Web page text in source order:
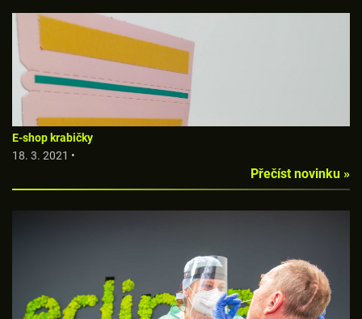
E-shop krabičky
18. 3. 2021 •
Přečíst novinku »